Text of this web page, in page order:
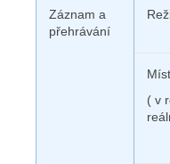
Záznam a
přehrávání
( v